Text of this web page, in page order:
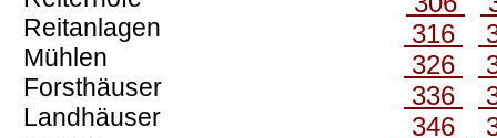
Reitanlagen
Mühlen
Forsthäuser
Landhäuser
316
326
336
346